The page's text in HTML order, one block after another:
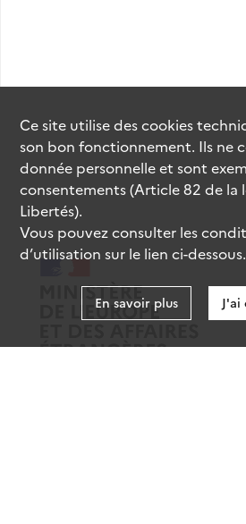
Ce site utilise descookies
son bon fonctionnement. Ils ne
donnée personnelle et sont
consentements (Article 82 de
Libertés).
Vous pouvez consulter les
d’utilisation sur le lien ci-dessous.
En savoir plus J'ai